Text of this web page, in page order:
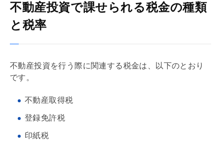
不動産投資で課せられる税金の種類
と税率
不動産投資を行う際に関連する税金は、以下のとおり
です。
不動産取得税
登録免許税
印紙税